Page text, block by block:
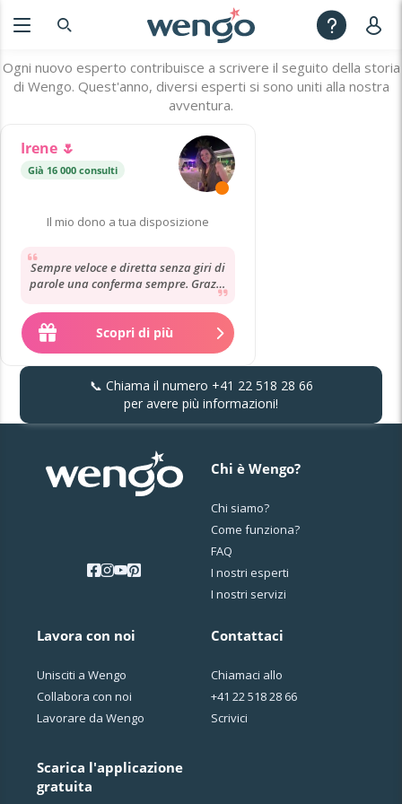
Ogni nuovo esperto contribuisce a scrivere il seguito della storia
di Wengo. Quest'anno, diversi esperti si sono uniti alla nostra
avventura.
Irene 🌷
Già 16 000 consulti
Il mio dono a tua disposizione
Sempre veloce e diretta senza giri di
parole una conferma sempre. Grazie
Scopri di più
📞 Chiama il numero +41 22 518 28 66
per avere più informazioni!
Chi è Wengo?
Chi siamo?
Come funziona?
FAQ
I nostri esperti
I nostri servizi
Lavora con noi
Unisciti a Wengo
Collabora con noi
Lavorare da Wengo
Scarica l'applicazione
gratuita
Contattaci
Chiamaci allo
+41 22 518 28 66
Scrivici